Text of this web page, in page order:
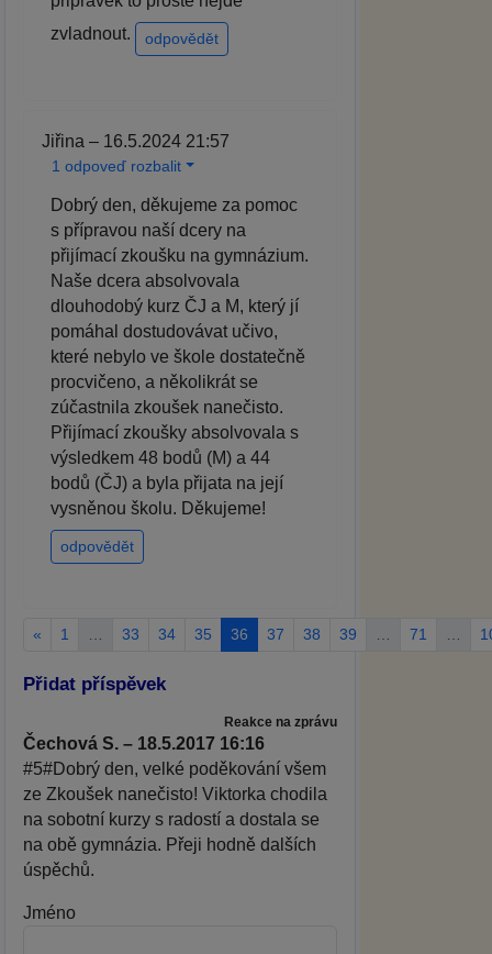
zvladnout.
odpovědět
Jiřina – 16.5.2024 21:57
1 odpoveď rozbalit
Dobrý den, děkujeme za pomoc
s přípravou naší dcery na
přijímací zkoušku na gymnázium.
Naše dcera absolvovala
dlouhodobý kurz ČJ a M, který jí
pomáhal dostudovávat učivo,
které nebylo ve škole dostatečně
procvičeno, a několikrát se
zúčastnila zkoušek nanečisto.
Přijímací zkoušky absolvovala s
výsledkem 48 bodů (M) a 44
bodů (ČJ) a byla přijata na její
vysněnou školu. Děkujeme!
odpovědět
« 1 33 34 35 36 37 38 39 71
Přidat příspěvek
Reakce na zprávu
Čechová S. – 18.5.2017 16:16
#5#Dobrý den, velké poděkování všem
ze Zkoušek nanečisto! Viktorka chodila
na sobotní kurzy s radostí a dostala se
na obě gymnázia. Přeji hodně dalších
úspěchů.
Jméno